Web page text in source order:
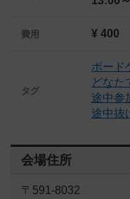
費用 ¥ 400
タグ
ボード
どなた
途中参
途中抜
会場住所
〒591-8032